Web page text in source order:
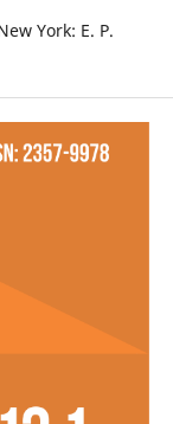
York: E. P.